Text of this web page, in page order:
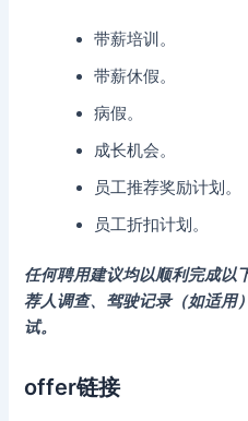
带薪培训。
带薪休假。
病假。
成长机会。
员工推荐奖励计划。
员工折扣计划。
任何聘用建议均以顺利完成以
荐人调查、驾驶记录（如适用
试。
offer链接